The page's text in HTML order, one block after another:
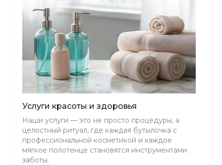
Услуги красоты и здоровья
Наши услуги — это не просто процедуры, а
целостный ритуал, где каждая бутылочка с
профессиональной косметикой и каждое
мягкое полотенце становятся инструментами
заботы.